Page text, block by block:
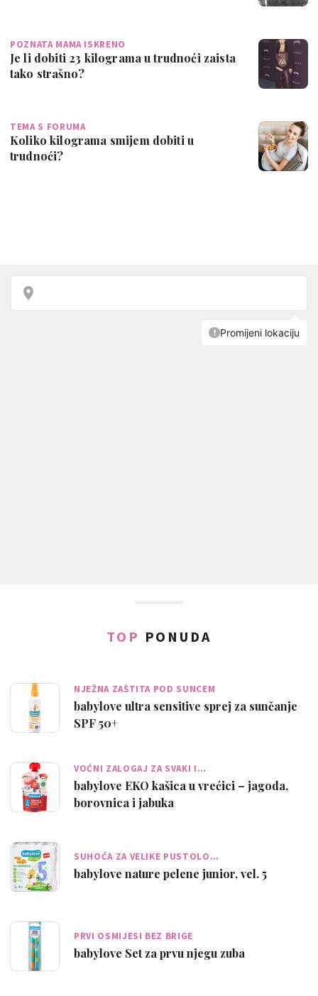
POZNATA MAMA ISKRENO
Je li dobiti 23 kilograma u trudnoći zaista
tako strašno?
TEMA S FORUMA
Koliko kilograma smijem dobiti u
trudnoći?
TOP PONUDA
NJEŽNA ZAŠTITA POD SUNCEM
babylove ultra sensitive sprej za sunčanje
SPF 50+
VOĆNI ZALOGAJ ZA SVAKI I…
babylove EKO kašica u vrećici – jagoda,
borovnica i jabuka
SUHOĆA ZA VELIKE PUSTOLO…
babylove nature pelene junior, vel. 5
PRVI OSMIJESI BEZ BRIGE
babylove Set za prvu njegu zuba